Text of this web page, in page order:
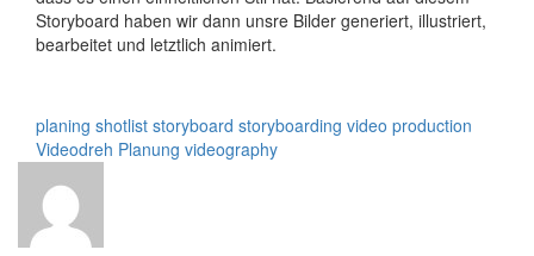
Storyboard haben wir dann unsre Bilder generiert, illustriert,
bearbeitet und letztlich animiert.
planing shotlist storyboard storyboarding video production
Videodreh Planung videography